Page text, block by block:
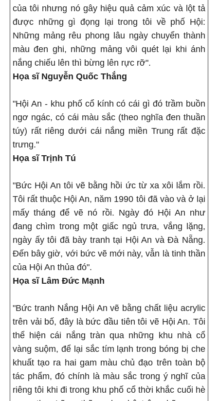
của tôi nhưng nó gây hiệu quả cảm xúc và lột tả
được những gì đọng lại trong tôi về phố Hội:
Những mảng rêu phong lâu ngày chuyển thành
màu đen ghi, những mảng vôi quét lại khi ánh
nắng chiếu lên thì bừng lên rực rỡ".
Họa sĩ Nguyễn Quốc Thắng
"Hội An - khu phố cổ kính có cái gì đó trầm buồn
ngơ ngác, có cái màu sắc (theo nghĩa đen thuần
túy) rất riêng dưới cái nắng miền Trung rất đặc
trưng."
Họa sĩ Trịnh Tú
"Bức Hội An tôi vẽ bằng hồi ức từ xa xôi lắm rồi.
Tôi rất thuộc Hội An, năm 1990 tôi đã vào và ở lại
mấy tháng để vẽ nó rồi. Ngày đó Hội An như
đang chìm trong một giấc ngủ trưa, vắng lặng,
ngày ấy tôi đã bày tranh tại Hội An và Đà Nẵng.
Đến bây giờ, với bức vẽ mới này, vẫn là tinh thần
của Hội An thủa đó".
Họa sĩ Lâm Đức Mạnh
"Bức tranh Nắng Hội An vẽ bằng chất liệu acrylic
trên vải bố, đây là bức đầu tiên tôi vẽ Hội An. Tôi
thể hiện cái nắng tràn qua những khu nhà cổ
vàng suộm, để lại sắc tím lạnh trong bóng bị che
khuất tạo ra hai gam màu chủ đạo trên toàn bộ
tác phẩm, đó chính là màu sắc trong ý nghĩ của
riêng tôi khi đi trong khu phố cổ thời khắc cuối hè